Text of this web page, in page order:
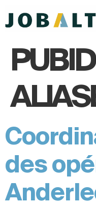
PUBID
des